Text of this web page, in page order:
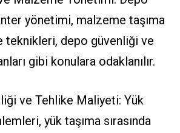
yönetimi, malzeme taşıma
teknikleri, depo güvenliği ve
gibi konulara odaklanılır.
ve Tehlike Maliyeti: Yük
yük taşıma sırasında